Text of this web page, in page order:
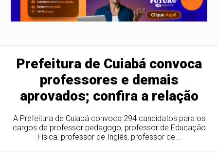
Prefeitura de Cuiabá convoca
professores e demais
aprovados; confira a relação
A Prefeitura de Cuiabá convoca 294 candidatos para os
cargos de professor pedagogo, professor de Educação
Física, professor de Inglês, professor de...